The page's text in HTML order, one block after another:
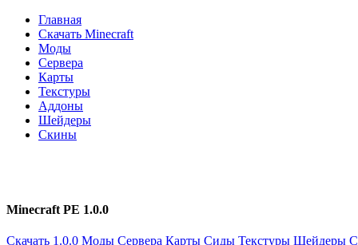
Главная
Скачать Minecraft
Моды
Сервера
Карты
Текстуры
Аддоны
Шейдеры
Скины
Minecraft PE 1.0.0
Скачать 1.0.0 Моды Сервера Карты Сиды Текстуры Шейдеры